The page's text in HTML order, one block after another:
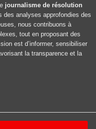
journalisme de résolution
des analyses approfondies des
nous contribuons à
tout en proposant des
est d’informer, sensibiliser
la transparence et la